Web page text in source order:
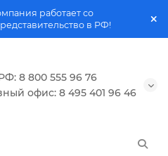
работает со
в РФ!
8 800 555 96 76
офис: 8 495 401 96 46